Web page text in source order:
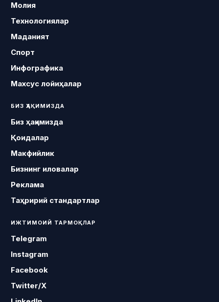
Молия
Технологиялар
Маданият
Спорт
Инфографика
Махсус лойиҳалар
БИЗ ҲАҚИМИЗДА
Биз ҳақимизда
Қоидалар
Макфийлик
Бизнинг иловалар
Реклама
Таҳририй стандартлар
ИЖТИМОИЙ ТАРМОҚЛАР
Telegram
Instagram
Facebook
Twitter/X